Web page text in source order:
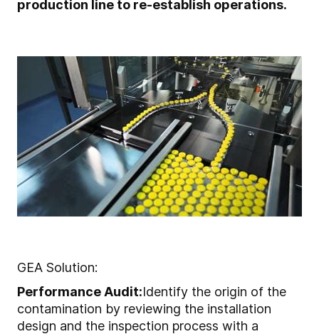
production line to re-establish operations.
GEA Solution:
Performance Audit:Identify the origin of the
contamination by reviewing the installation
design and the inspection process with a